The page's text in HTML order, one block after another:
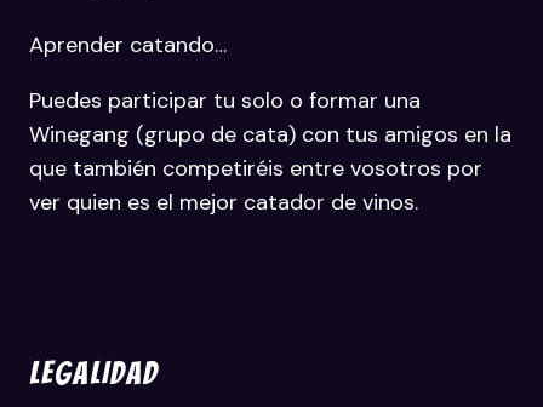
Aprender catando…
Puedes participar tu solo o formar una
Winegang (grupo de cata) con tus amigos en la
que también competiréis entre vosotros por
ver quien es el mejor catador de vinos.
LEGALIDAD